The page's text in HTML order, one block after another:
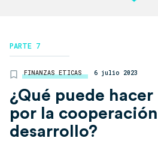
PARTE 7
FINANZAS ETICAS 6 julio 2023
¿Qué puede
por la cooperación
desarrollo?